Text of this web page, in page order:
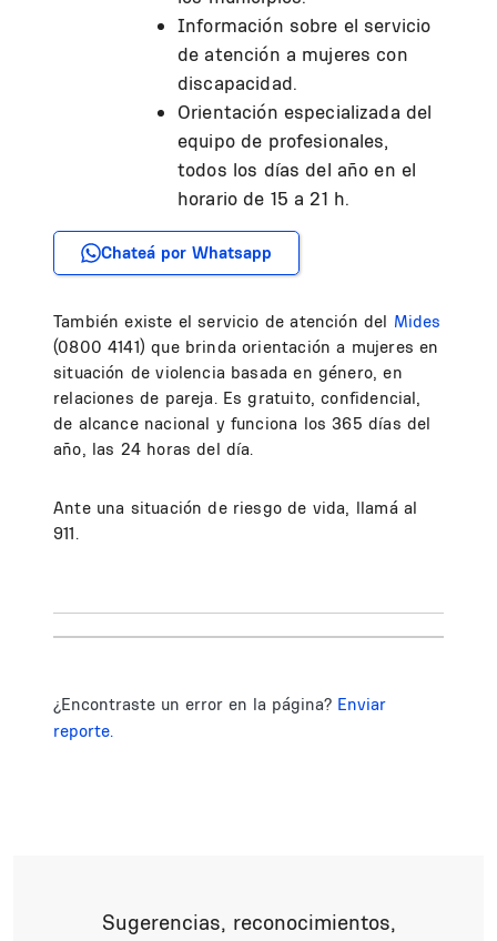
Información sobre el servicio
de atención a mujeres con
discapacidad.
Orientación especializada del
equipo de profesionales,
todos los días del año en el
horario de 15 a 21 h.
Chateá por Whatsapp
También existe el servicio de atención del Mides
(0800 4141) que brinda orientación a mujeres en
situación de violencia basada en género, en
relaciones de pareja. Es gratuito, confidencial,
de alcance nacional y funciona los 365 días del
año, las 24 horas del día.
Ante una situación de riesgo de vida, llamá al
911.
¿Encontraste un error en la página? Enviar
reporte.
Sugerencias, reconocimientos,